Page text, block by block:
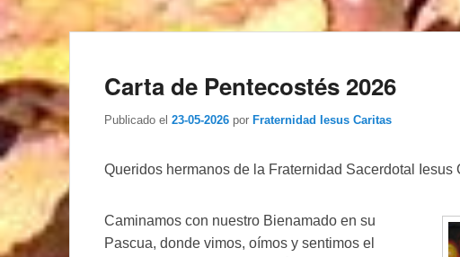
Carta de Pentecostés 2026
Publicado el 23-05-2026 por Fraternidad Iesus Caritas
Queridos hermanos de la Fraternidad Sacerdotal Iesus
Caminamos con nuestro Bienamado en su
Pascua, donde vimos, oímos y sentimos el